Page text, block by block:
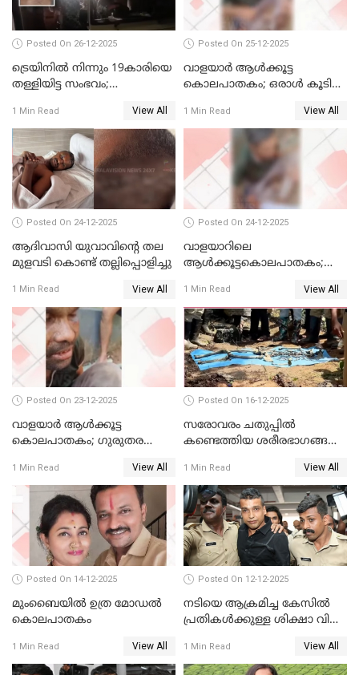
Posted On 26-12-2025
ട്രെയിനില്‍ നിന്നും 19കാരിയെ
തള്ളിയിട്ട സംഭവം;
ആശുപത്രിയിലേക്ക് മാറ്റി
1 Min Read View All
Posted On 25-12-2025
വാളയാര്‍ ആള്‍ക്കൂട്ട
കൊലപാതകം; ഒരാള്‍ കൂടി
1 Min Read View All
Posted On 24-12-2025
ആദിവാസി യുവാവിന്റെ തല
മുളവടി കൊണ്ട് തല്ലിപ്പൊളിച്ചു
1 Min Read View All
Posted On 24-12-2025
വാളയാറിലെ
ആൾക്കൂട്ടകൊലപാതകം;
വാങ്ങും
1 Min Read View All
Posted On 23-12-2025
വാളയാർ ആൾക്കൂട്ട
കൊലപാതകം; ഗുരുതര
1 Min Read View All
Posted On 16-12-2025
സരോവരം ചതുപ്പിൽ
കണ്ടെത്തിയ ശരീരഭാഗങ്ങൾ
ഡി.എൻ.എ പരിശോധനയിൽ
സ്ഥിരീകരണം
1 Min Read View All
Posted On 14-12-2025
മുംബൈയില്‍ ഉത്ര മോഡല്‍
കൊലപാതകം
1 Min Read View All
Posted On 12-12-2025
നടിയെ ആക്രമിച്ച കേസില്‍
പ്രതികള്‍ക്കുള്ള ശിക്ഷാ വിധി
1 Min Read View All